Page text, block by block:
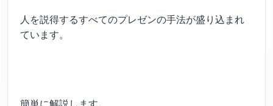
人を説得するすべてのプレゼンの手法が盛り込まれ
ています。
簡単に解説します。